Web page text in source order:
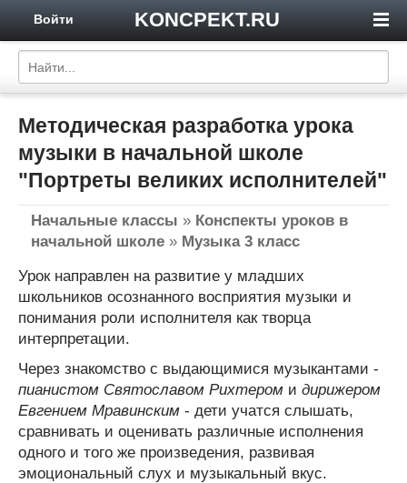
KONCPEKT.RU
Войти
Методическая разработка урока
музыки в начальной школе
"Портреты великих исполнителей"
Начальные классы » Конспекты уроков в
начальной школе » Музыка 3 класс
Урок направлен на развитие у младших
школьников осознанного восприятия музыки и
понимания роли исполнителя как творца
интерпретации.
Через знакомство с выдающимися музыкантами -
пианистом Святославом Рихтером и дирижером
Евгением Мравинским - дети учатся слышать,
сравнивать и оценивать различные исполнения
одного и того же произведения, развивая
эмоциональный слух и музыкальный вкус.